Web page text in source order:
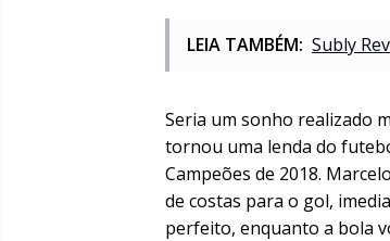
LEIA TAMBÉM: Subly
Seria um sonho realizado
tornou uma lenda do
Campeões de 2018.
de costas para o gol,
perfeito, enquanto a bola